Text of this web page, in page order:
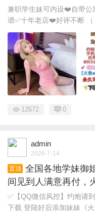
兼职学生妹可内设❤️自带公
谱✅十年老店❤️好评不断 （
12672 0
admin
2026-7-14
置顶 全国各地学妹御
间见到人满意再付，
✅【QQ微信风控】约炮请
下载 登陆好后添加妹妹《火